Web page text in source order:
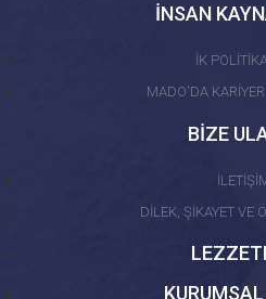
İNSAN
İK
MADO'DA
BİZE
DİLEK, ŞİKAYET VE